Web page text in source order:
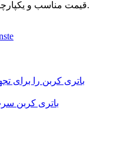
قیمت مناسب و یکپارچگی به عنوان اهداف اساسی تجارت.
باتری کربن را برای
باتری کربن